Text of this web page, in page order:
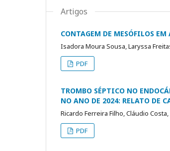
Artigos
CONTAGEM DE MESÓFILOS
Isadora Moura Sousa, Laryssa
PDF
TROMBO SÉPTICO NO
NO ANO DE 2024: RELATO DE
Ricardo Ferreira Filho, Cláudio
PDF